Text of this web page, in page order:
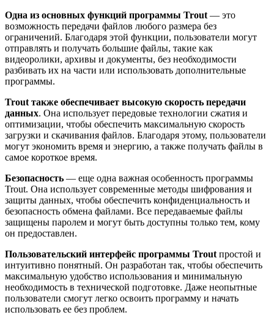
Одна из основных функций программы Trout — это
возможность передачи файлов любого размера без
ограничений. Благодаря этой функции, пользователи могут
отправлять и получать большие файлы, такие как
видеоролики, архивы и документы, без необходимости
разбивать их на части или использовать дополнительные
программы.
Trout также обеспечивает высокую скорость передачи
данных. Она использует передовые технологии сжатия и
оптимизации, чтобы обеспечить максимальную скорость
загрузки и скачивания файлов. Благодаря этому, пользователи
могут экономить время и энергию, а также получать файлы в
самое короткое время.
Безопасность — еще одна важная особенность программы
Trout. Она использует современные методы шифрования и
защиты данных, чтобы обеспечить конфиденциальность и
безопасность обмена файлами. Все передаваемые файлы
защищены паролем и могут быть доступны только тем, кому
он предоставлен.
Пользовательский интерфейс программы Trout простой и
интуитивно понятный. Он разработан так, чтобы обеспечить
максимальную удобство использования и минимальную
необходимость в технической подготовке. Даже неопытные
пользователи смогут легко освоить программу и начать
использовать ее без проблем.